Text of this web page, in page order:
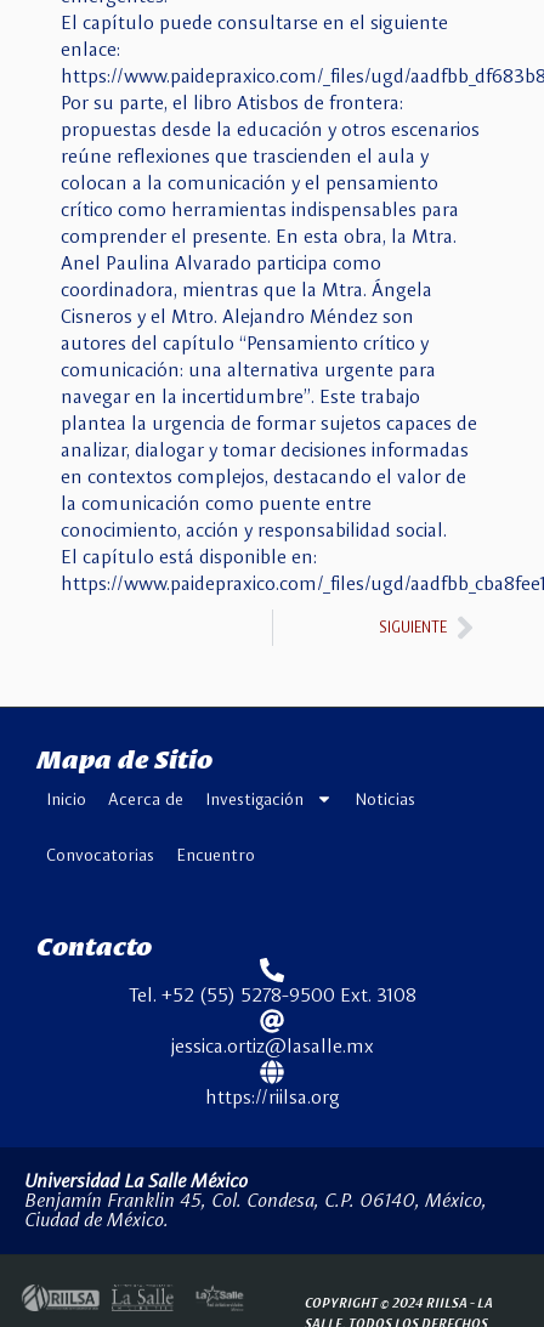
El capítulo puede consultarse en el siguiente
enlace:
https://www.paidepraxico.com/_files/ugd/
Por su parte, el libro Atisbos de frontera:
propuestas desde la educación y otros escenarios
reúne reflexiones que trascienden el aula y
colocan a la comunicación y el pensamiento
crítico como herramientas indispensables para
comprender el presente. En esta obra, la Mtra.
Anel Paulina Alvarado participa como
coordinadora, mientras que la Mtra. Ángela
Cisneros y el Mtro. Alejandro Méndez son
autores del capítulo “Pensamiento crítico y
comunicación: una alternativa urgente para
navegar en la incertidumbre”. Este trabajo
plantea la urgencia de formar sujetos capaces de
analizar, dialogar y tomar decisiones informadas
en contextos complejos, destacando el valor de
la comunicación como puente entre
conocimiento, acción y responsabilidad social.
El capítulo está disponible en:
https://www.paidepraxico.com/_files/ugd/
SIGUIENTE
Mapa de Sitio
Inicio Acerca de Investigación Noticias
Convocatorias Encuentro
Contacto
Tel. +52 (55) 5278-9500 Ext. 3108
jessica.ortiz@lasalle.mx
https://riilsa.org
Universidad La Salle México
Benjamín Franklin 45, Col. Condesa, C.P. 06140, México,
Ciudad de México.
COPYRIGHT © 2024 RIILSA -LA
SALLE. TODOS LOS DERECHOS